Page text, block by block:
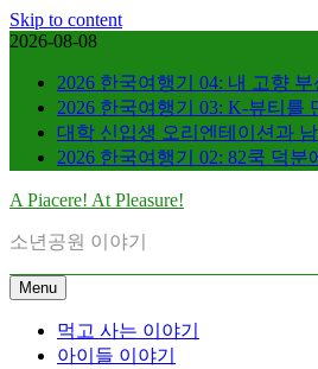
Skip to content
2026-08-08
2026 한국여행기 04: 내 고향 부
2026 한국여행기 03: K-뷰티를
대학 신입생 오리엔테이션과
2026 한국여행기 02: 82쿡 덕분
A Piacere! At Pleasure!
소년공원 이야기
Menu
먹고 사는 이야기
아이들 이야기